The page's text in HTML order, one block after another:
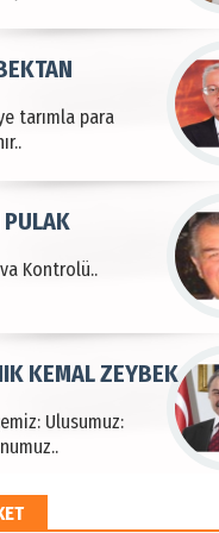
tarımla para
Kontrolü..
PULAK
Ulusumuz:
KEMAL ZEYBEK
HAYRİ PEKER